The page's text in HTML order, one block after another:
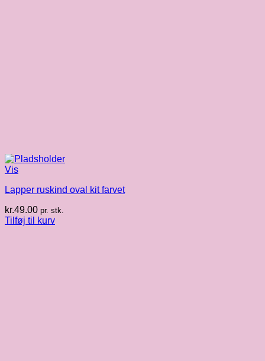
Vis
Lapper ruskind oval kit farvet
kr.49.00 pr. stk.
Tilføj til kurv